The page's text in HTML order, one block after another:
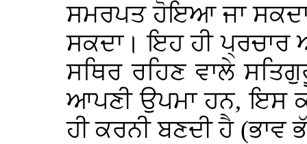
ਸਮਰਪਤ ਹੋਇਆ ਜਾ
ਸਕਦਾ। ਇਹ ਹੀ ਪ੍ਰਚਾਰ
ਸਥਿਰ ਰਹਿਣ ਵਾਲੇ
ਆਪਣੀ ਉਪਮਾ ਹਨ, ਇਸ
ਹੀ ਕਰਨੀ ਬਣਦੀ ਹੈ (ਭਾਵ